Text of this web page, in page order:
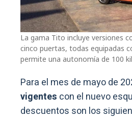
La gama Tito incluye versiones
cinco puertas, todas equipadas
permite una autonomía de 100
Para el mes de mayo de
vigentes con el nuevo
descuentos son los